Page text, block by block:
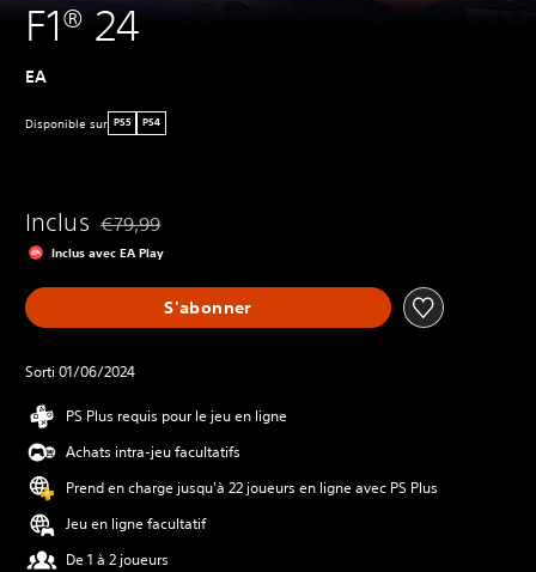
F1® 24
EA
Disponible sur PS5 PS4
Inclus Remise par rapport au prix d'origine de €79,99
€79,99
Inclus avec EA Play
S'abonner
Sorti 01/06/2024
PS Plus requis pour le jeu en ligne
Achats intra-jeu facultatifs
Prend en charge jusqu'à 22 joueurs en ligne avec PS Plus
Jeu en ligne facultatif
De 1 à 2 joueurs